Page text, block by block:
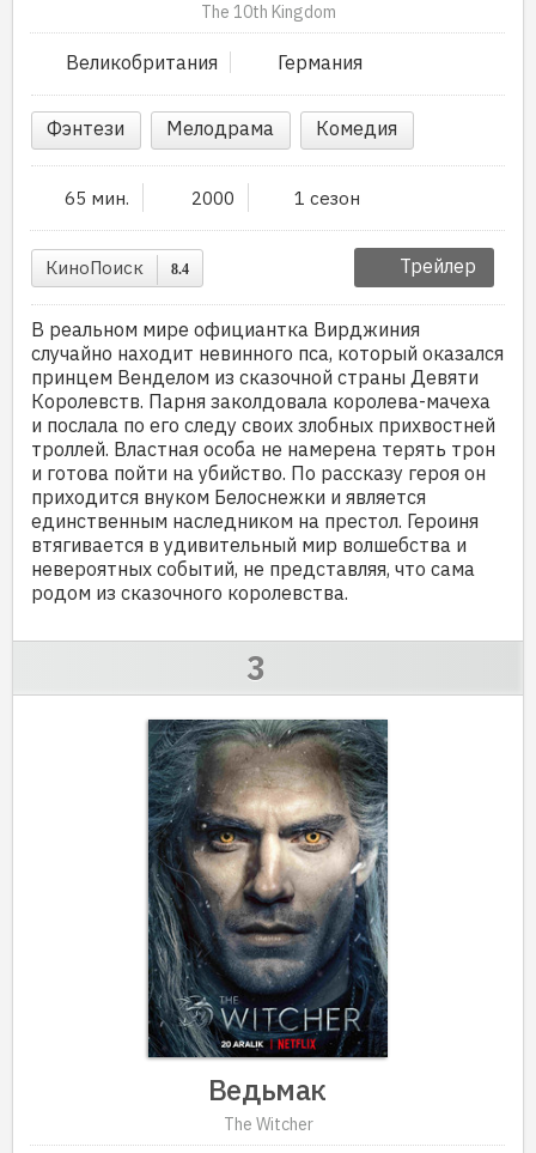
The 10th Kingdom
Великобритания Германия
Фэнтези Мелодрама Комедия
65 мин. 2000 1 сезон
КиноПоиск 8.4 Трейлер
В реальном мире официантка Вирджиния
случайно находит невинного пса, который оказался
принцем Венделом из сказочной страны Девяти
Королевств. Парня заколдовала королева-мачеха
и послала по его следу своих злобных прихвостней
троллей. Властная особа не намерена терять трон
и готова пойти на убийство. По рассказу героя он
приходится внуком Белоснежки и является
единственным наследником на престол. Героиня
втягивается в удивительный мир волшебства и
невероятных событий, не представляя, что сама
родом из сказочного королевства.
Ведьмак
The Witcher